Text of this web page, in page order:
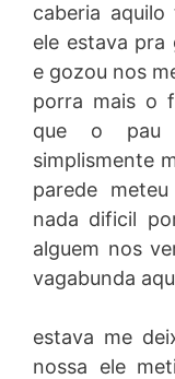
caberia
ele estava
e gozou nos
porra mais o
que o pau
simplismente
parede
nada dificil
alguem nos
vagabunda
estava me
nossa ele